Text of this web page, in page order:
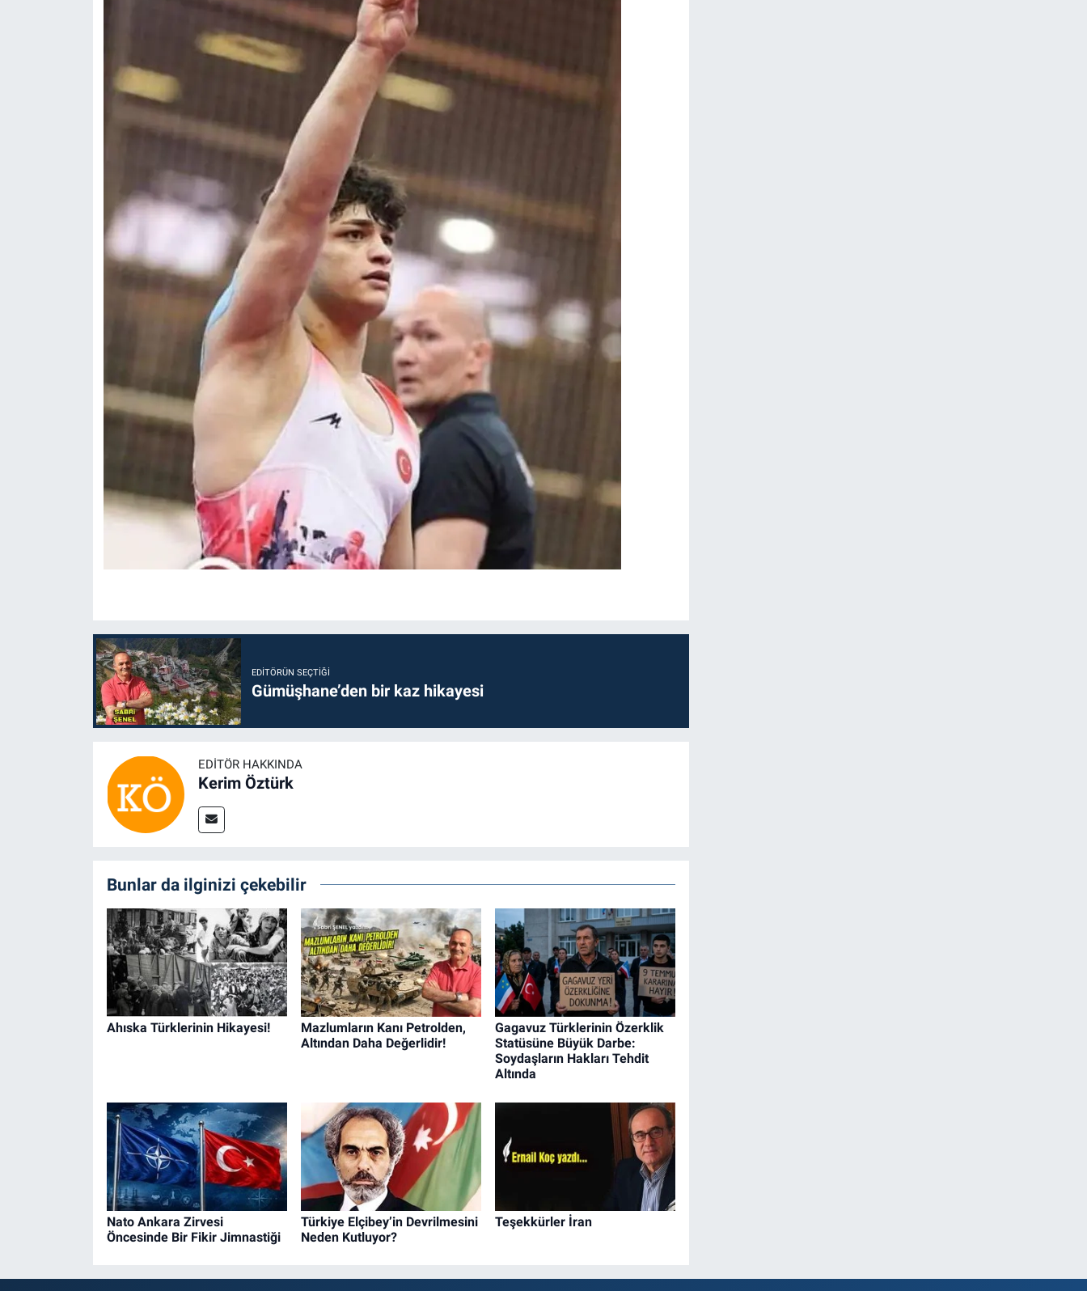
EDITÖRÜN SEÇTIĞI
Gümüşhane’den bir kaz hikayesi
EDITÖR HAKKINDA
Kerim Öztürk
Bunlar da ilginizi çekebilir
Ahıska Türklerinin Hikayesi!
Mazlumların Kanı Petrolden,
Altından Daha Değerlidir!
Gagavuz Türklerinin Özerklik
Statüsüne Büyük Darbe:
Soydaşların Hakları Tehdit
Altında
Nato Ankara Zirvesi
Öncesinde Bir Fikir Jimnastiği
Türkiye Elçibey’in Devrilmesini
Neden Kutluyor?
Teşekkürler İran